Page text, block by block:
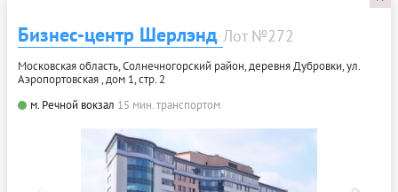
Бизнес-центр Шерлэнд Лот №272
Московская область, Солнечногорский район, деревня Дубровки, ул.
Аэропортовская , дом 1, стр. 2
м. Речной вокзал 15 мин. транспортом